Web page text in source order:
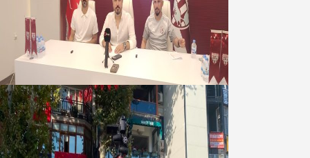
Oğuzbeyi : Transferlerde takımın
geleceğini, kulübün ekonomisini
düşündük